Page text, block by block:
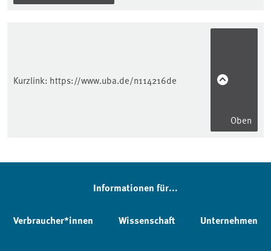
Kurzlink: https://www.uba.de/n114216de
Oben
Informationen für...
Verbraucher*innen Wissenschaft Unternehmen